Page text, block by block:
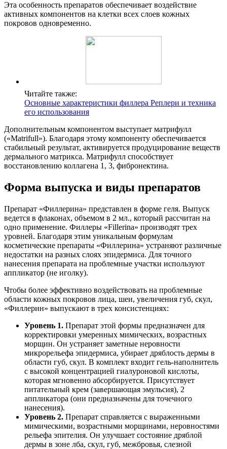
Эта особенность препаратов обеспечивает воздействие
активных компонентов на клетки всех слоев кожных
покровов одновременно.
Читайте также:
Основные характеристики филлера Реплери и техника
его использования
Дополнительным компонентом выступает матрифулл
(«Matrifull»). Благодаря этому компоненту обеспечивается
стабильный результат, активируется продуцирование веществ
дермального матрикса. Матрифулл способствует
восстановлению коллагена 1, 3, фибронектина.
Форма выпуска и виды препаратов
Препарат «Филлерина» представлен в форме геля. Выпуск
ведется в флаконах, объемом в 2 мл., который рассчитан на
одно применение. Филлеры «Fillerina» производят трех
уровней. Благодаря этим уникальным формулам
косметические препараты «Филлерина» устраняют различные
недостатки на разных слоях эпидермиса. Для точного
нанесения препарата на проблемные участки используют
аппликатор (не иголку).
Чтобы более эффективно воздействовать на проблемные
области кожных покровов лица, шеи, увеличения губ, скул,
«Филлерин» выпускают в трех консистенциях:
Уровень 1. Препарат этой формы предназначен для
корректировки умеренных мимических, возрастных
морщин. Он устраняет заметные неровности
микрорельефа эпидермиса, убирает дряблость дермы в
области губ, скул. В комплект входит гель-наполнитель
с высокой концентрацией гиалуроновой кислоты,
которая мгновенно абсорбируется. Присутствует
питательный крем (завершающая эмульсия), 2
аппликатора (они предназначены для точечного
нанесения).
Уровень 2. Препарат справляется с выраженными
мимическими, возрастными морщинами, неровностями
рельефа эпителия. Он улучшает состояние дряблой
дермы в зоне лба, скул, губ, межбровья, слезной